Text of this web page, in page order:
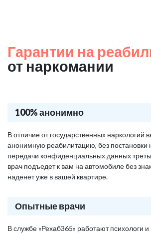
Гарантии на
от наркомании
100% анонимно
В отличие от государственных наркологий
анонимную реабилитацию, без постановки
передачи конфиденциальных данных
врач подъедет к вам на автомобиле без
наденет уже в вашей квартире.
Опытные врачи
В службе «Рехаб365» работают психологи